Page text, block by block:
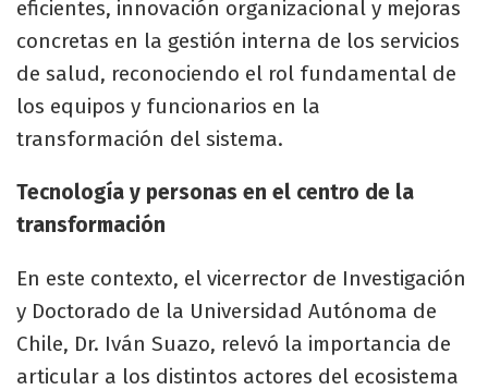
eficientes, innovación organizacional y mejoras
concretas en la gestión interna de los servicios
de salud, reconociendo el rol fundamental de
los equipos y funcionarios en la
transformación del sistema.
Tecnología y personas en el centro de la
transformación
En este contexto, el vicerrector de Investigación
y Doctorado de la Universidad Autónoma de
Chile, Dr. Iván Suazo, relevó la importancia de
articular a los distintos actores del ecosistema